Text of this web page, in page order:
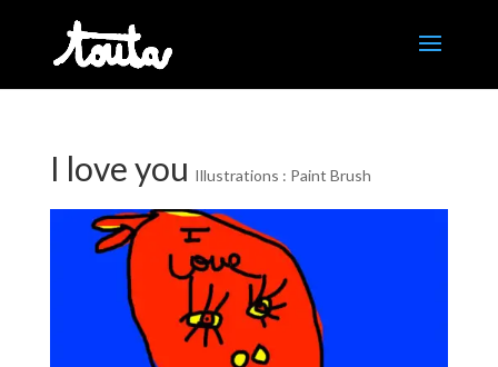
I love you Illustrations : Paint Brush